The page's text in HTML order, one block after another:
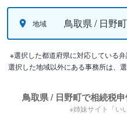
地域 鳥取県 / 日野町
※選択した都道府県に対応している
選択した地域以外にある事務所は、
鳥取県 / 日野町で相続税
※姉妹サイト「い